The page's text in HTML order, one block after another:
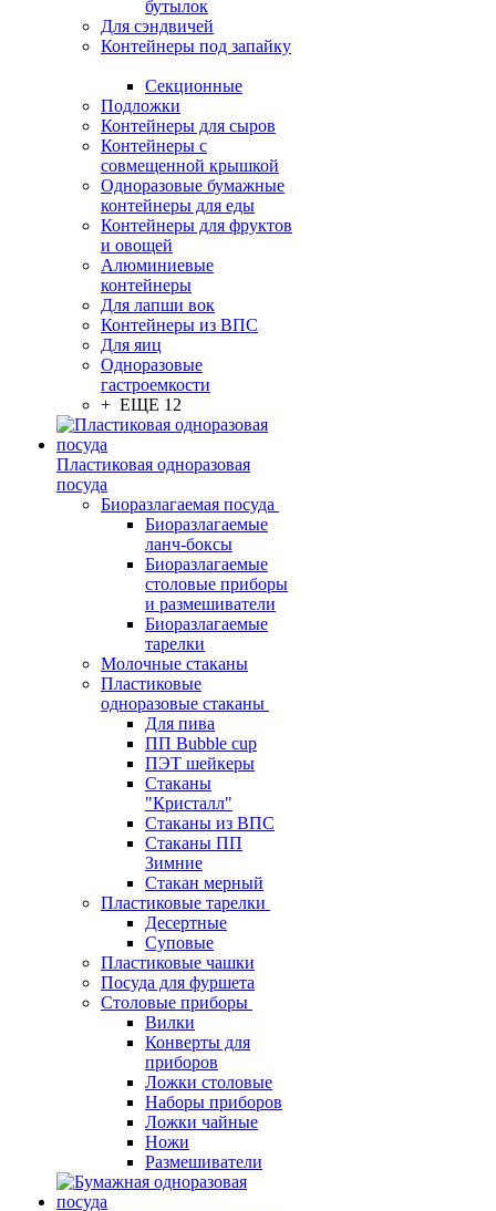
бутылок
Для сэндвичей
Контейнеры под запайку
Секционные
Подложки
Контейнеры для сыров
Контейнеры с
совмещенной крышкой
Одноразовые бумажные
контейнеры для еды
Контейнеры для фруктов
и овощей
Алюминиевые
контейнеры
Для лапши вок
Контейнеры из ВПС
Для яиц
Одноразовые
гастроемкости
+ ЕЩЕ 12
Пластиковая одноразовая
посуда
Биоразлагаемая посуда
Биоразлагаемые
ланч-боксы
Биоразлагаемые
столовые приборы
и размешиватели
Биоразлагаемые
тарелки
Молочные стаканы
Пластиковые
одноразовые стаканы
Для пива
ПП Bubble cup
ПЭТ шейкеры
Стаканы
"Кристалл"
Стаканы из ВПС
Стаканы ПП
Зимние
Стакан мерный
Пластиковые тарелки
Десертные
Суповые
Пластиковые чашки
Посуда для фуршета
Столовые приборы
Вилки
Конверты для
приборов
Ложки столовые
Наборы приборов
Ложки чайные
Ножи
Размешиватели